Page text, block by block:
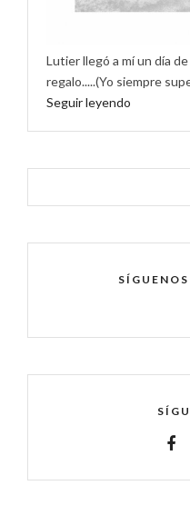
Lutier llegó a mí un día
regalo.....(Yo siempre
Seguir leyendo